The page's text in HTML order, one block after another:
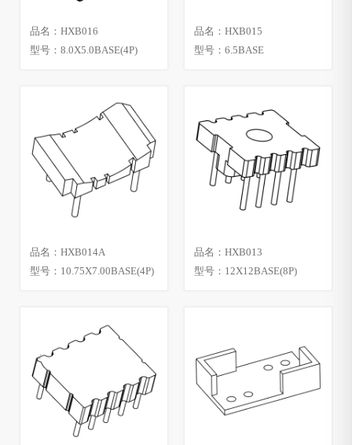
品名：HXB016
型号：8.0X5.0BASE(4P)
品名：HXB015
型号：6.5BASE
品名：HXB014A
型号：10.75X7.00BASE(4P)
品名：HXB013
型号：12X12BASE(8P)